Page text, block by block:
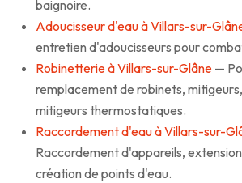
baignoire.
Adoucisseur d'eau à Villars-sur-
entretien d'adoucisseurs pour
Robinetterie à Villars-sur-Glâne —
remplacement de robinets,
mitigeurs thermostatiques.
Raccordement d'eau à Villars-sur-
Raccordement d'appareils,
création de points d'eau.